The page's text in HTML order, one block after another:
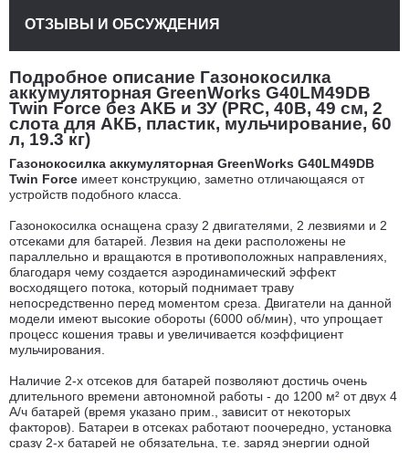
Подробное описание Газонокосилка
аккумуляторная GreenWorks G40LM49DB
Twin Force без АКБ и ЗУ (PRC, 40В, 49 см, 2
слота для АКБ, пластик, мульчирование, 60
л, 19.3 кг)
Газонокосилка аккумуляторная GreenWorks G40LM49DB
Twin Force имеет конструкцию, заметно отличающаяся от
устройств подобного класса.
Газонокосилка оснащена сразу 2 двигателями, 2 лезвиями и 2
отсеками для батарей. Лезвия на деки расположены не
параллельно и вращаются в противоположных направлениях,
благодаря чему создается аэродинамический эффект
восходящего потока, который поднимает траву
непосредственно перед моментом среза. Двигатели на данной
модели имеют высокие обороты (6000 об/мин), что упрощает
процесс кошения травы и увеличивается коэффициент
мульчирования.
Наличие 2-х отсеков для батарей позволяют достичь очень
длительного времени автономной работы - до 1200 м² от двух 4
А/ч батарей (время указано прим., зависит от некоторых
факторов). Батареи в отсеках работают поочередно, установка
сразу 2-х батарей не обязательна, т.е. заряд энергии одной
ОТЗЫВЫ И ОБСУЖДЕНИЯ